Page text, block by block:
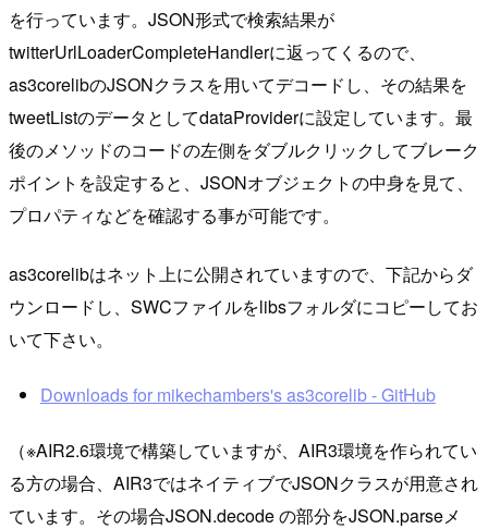
を行っています。JSON形式で検索結果が
twitterUrlLoaderCompleteHandlerに返ってくるので、
as3corelibのJSONクラスを用いてデコードし、その結果を
tweetListのデータとしてdataProviderに設定しています。最
後のメソッドのコードの左側をダブルクリックしてブレーク
ポイントを設定すると、JSONオブジェクトの中身を見て、
プロパティなどを確認する事が可能です。
as3corelibはネット上に公開されていますので、下記からダ
ウンロードし、SWCファイルをlibsフォルダにコピーしてお
いて下さい。
Downloads for mikechambers's as3corelib - GitHub
（※AIR2.6環境で構築していますが、AIR3環境を作られてい
る方の場合、AIR3ではネイティブでJSONクラスが用意され
ています。その場合JSON.decode の部分をJSON.parseメ